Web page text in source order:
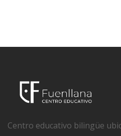
Centro educativo bilingüe